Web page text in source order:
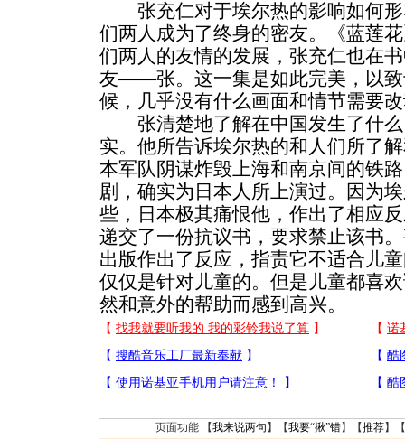
张充仁对于埃尔热的影响如何形
们两人成为了终身的密友。《蓝莲
们两人的友情的发展，张充仁也在
友——张。这一集是如此完美，以致
候，几乎没有什么画面和情节需要
张清楚地了解在中国发生了什么
实。他所告诉埃尔热的和人们所了
本军队阴谋炸毁上海和南京间的铁
剧，确实为日本人所上演过。因为
些，日本极其痛恨他，作出了相应
递交了一份抗议书，要求禁止该书
出版作出了反应，指责它不适合儿
仅仅是针对儿童的。但是儿童都喜
然和意外的帮助而感到高兴。
页面功能 【我来说两句 】【我要“揪”错】【推荐】